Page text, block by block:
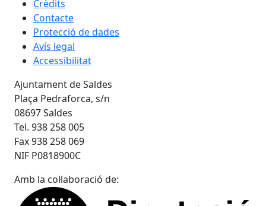
Crèdits
Contacte
Protecció de dades
Avís legal
Accessibilitat
Ajuntament de Saldes
Plaça Pedraforca, s/n
08697 Saldes
Tel. 938 258 005
Fax 938 258 069
NIF P0818900C
Amb la col·laboració de: